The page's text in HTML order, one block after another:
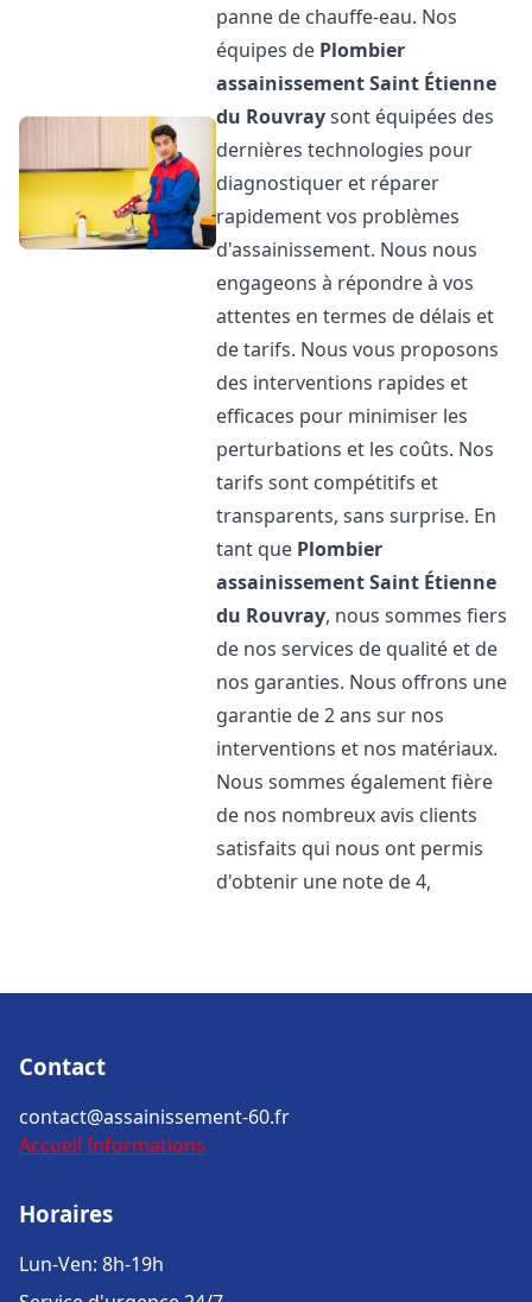
panne de chauffe-eau. Nos
équipes de Plombier
assainissementSaint Étienne
du Rouvraysont équipées des
dernières technologies pour
diagnostiquer et réparer
rapidement vos problèmes
d'assainissement. Nous nous
engageons à répondre à vos
attentes en termes de délais et
de tarifs. Nous vous proposons
des interventions rapides et
efficaces pour minimiser les
perturbations et les coûts. Nos
tarifs sont compétitifs et
transparents, sans surprise. En
tant que Plombier
assainissementSaint Étienne
du Rouvray, nous sommes fiers
de nos services de qualité et de
nos garanties. Nous offrons une
garantie de 2 ans sur nos
interventions et nos matériaux.
Nous sommes également fière
de nos nombreux avis clients
satisfaits qui nous ont permis
d'obtenir une note de 4,
Contact
contact@assainissement-60.fr
Accueil Informations
Horaires
Lun-Ven: 8h-19h